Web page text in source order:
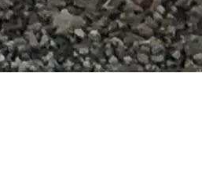
y Museo de Auschwitz-Birkenau.
visita, horarios y más!